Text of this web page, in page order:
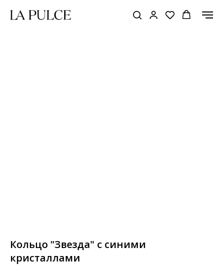
Кольцо "Звезда" с синими
кристаллами